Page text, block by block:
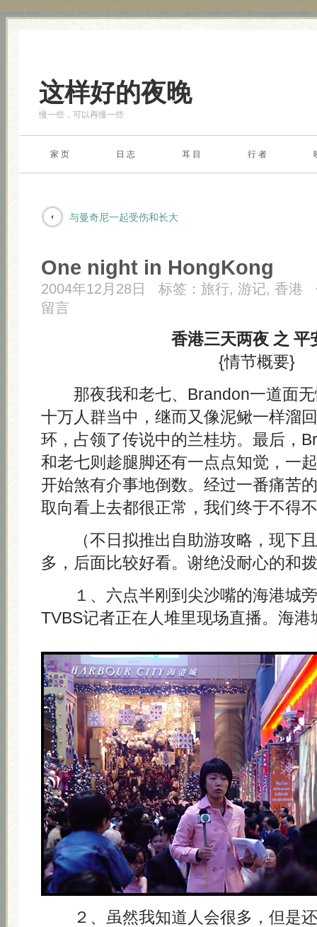
这样好的夜晚
慢一些，可以再慢一些
家 页 日 志 耳 目 行 者
与曼奇尼一起受伤和长大
One night in HongKong
2004年12月28日 标签： 旅行, 游记, 香港
留言
香港三天两夜 之 平
{情节概要}
那夜我和老七、Brandon一道面无
十万人群当中，继而又像泥鳅一样溜
环，占领了传说中的兰桂坊。最后，
和老七则趁腿脚还有一点点知觉，一
开始煞有介事地倒数。经过一番痛苦
取向看上去都很正常，我们终于不得
（不日拟推出自助游攻略，现下
多，后面比较好看。谢绝没耐心的和
１、六点半刚到尖沙嘴的海港城旁
TVBS记者正在人堆里现场直播。海
２、虽然我知道人会很多，但是还